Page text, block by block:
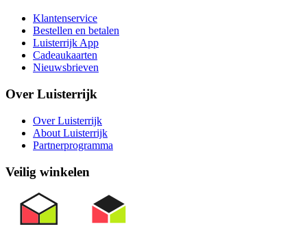
Klantenservice
Bestellen en betalen
Luisterrijk App
Cadeaukaarten
Nieuwsbrieven
Over Luisterrijk
Over Luisterrijk
About Luisterrijk
Partnerprogramma
Veilig winkelen